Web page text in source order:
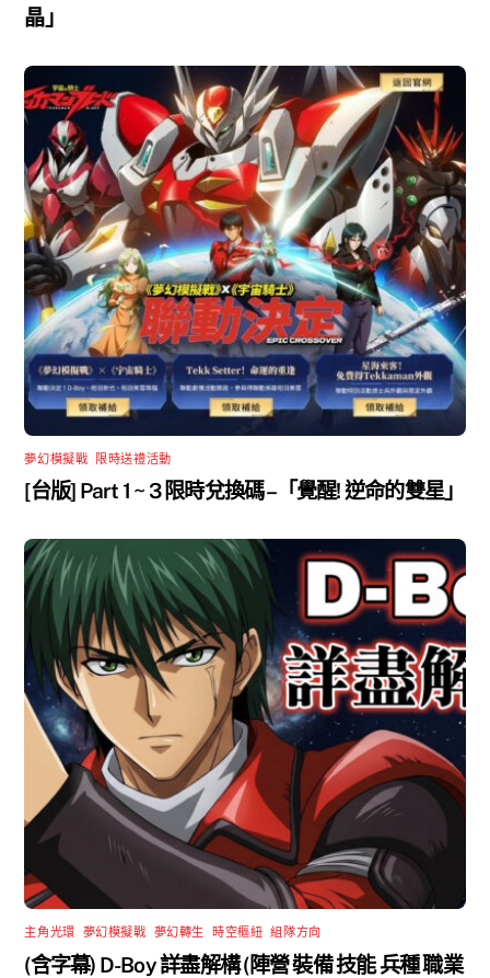
晶」
夢幻模擬戰 限時送禮活動
[台版] Part 1 ~ 3 限時兌換碼 –「覺醒! 逆命的雙星」
主角光環 夢幻模擬戰 夢幻轉生 時空樞紐 ,組隊方向
(含字幕) D-Boy 詳盡解構 (陣營 裝備 技能 兵種 職業